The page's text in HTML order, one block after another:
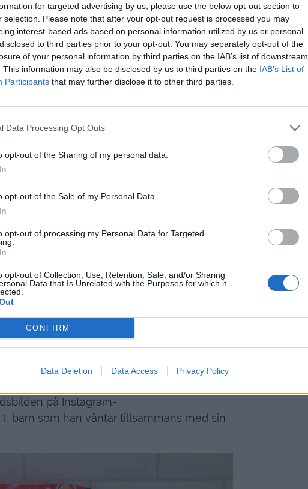
for targeted advertising by us, please use the below opt-out section to
selection. Please note that after your opt-out request is processed you may
interest-based ads based on personal information utilized by us or personal
to third parties prior to your opt-out. You may separately opt-out of the
of your personal information by third parties on the IAB’s list of downstream
This information may also be disclosed by us to third parties on the IAB’s List of
Participants that may further disclose it to other third parties.
Data Processing Opt Outs
opt-out of the Sharing of my personal data.
opt-out of the Sale of my Personal Data.
opt-out of processing my Personal Data for Targeted
opt-out of Collection, Use, Retention, Sale, and/or Sharing
Data that Is Unrelated with the Purposes for which it
CONFIRM
Data Deletion Data Access Privacy Policy
( klart den snyggaste farmorn jag sett )
sådant smicker vetja 😉 Haha.
& roligt. Det är ett nytt kapitel som vi
ser fram emot.
Jacob hemma ?
sin första lägenhet när han var 19 år.
gammal är du ?
fyller 40 år dagen innan julafton.
var du när Jacob föddes?
på Instagram-
barn som han väntar tillsammans med sin